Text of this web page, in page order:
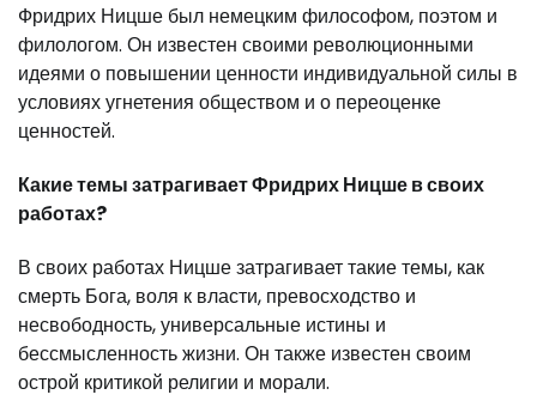
Фридрих Ницше был немецким философом, поэтом и
филологом. Он известен своими революционными
идеями о повышении ценности индивидуальной силы в
условиях угнетения обществом и о переоценке
ценностей.
Какие темы затрагивает Фридрих Ницше в своих
работах?
В своих работах Ницше затрагивает такие темы, как
смерть Бога, воля к власти, превосходство и
несвободность, универсальные истины и
бессмысленность жизни. Он также известен своим
острой критикой религии и морали.